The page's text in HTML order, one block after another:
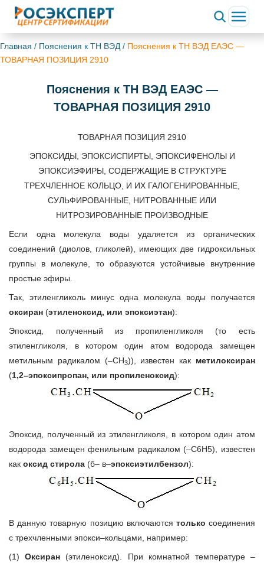
Главная / Пояснения к ТН ВЭД / Пояснения к ТН ВЭД ЕАЭС —
ТОВАРНАЯ ПОЗИЦИЯ 2910
Пояснения к ТН ВЭД ЕАЭС —
ТОВАРНАЯ ПОЗИЦИЯ 2910
ТОВАРНАЯ ПОЗИЦИЯ 2910
ЭПОКСИДЫ, ЭПОКСИСПИРТЫ, ЭПОКСИФЕНОЛЫ И
ЭПОКСИЭФИРЫ, СОДЕРЖАЩИЕ В СТРУКТУРЕ
ТРЕХЧЛЕННОЕ КОЛЬЦО, И ИХ ГАЛОГЕНИРОВАННЫЕ,
СУЛЬФИРОВАННЫЕ, НИТРОВАННЫЕ ИЛИ
НИТРОЗИРОВАННЫЕ ПРОИЗВОДНЫЕ
Если одна молекула воды удаляется из органических
соединений (диолов, гликолей), имеющих две гидроксильных
группы в молекуле, то образуются устойчивые внутренние
простые эфиры.
Так, этиленгликоль минус одна молекула воды получается
оксиран (этиленоксид, или эпоксиэтан):
Эпоксид, полученный из пропиленгликоля (то есть
этиленгликоля, в котором один атом водорода замещен
метильным радикалом (–CH3)), известен как метилоксиран
(1,2–эпоксипропан, или пропиленоксид):
Эпоксид, полученный из этиленгликоля, в котором один атом
водорода замещен фенильным радикалом (–C6H5), известен
как оксид стирола (б– в–эпоксиэтилбензол):
В данную товарную позицию включаются толькосоединения
с трехчленными эпокси–кольцами, например:
(1)Оксиран (этиленоксид). При комнатной температуре –